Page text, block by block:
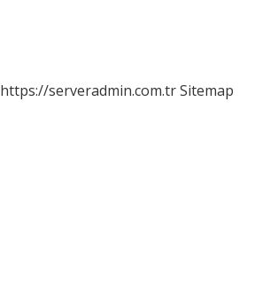
https://serveradmin.com.trSitemap